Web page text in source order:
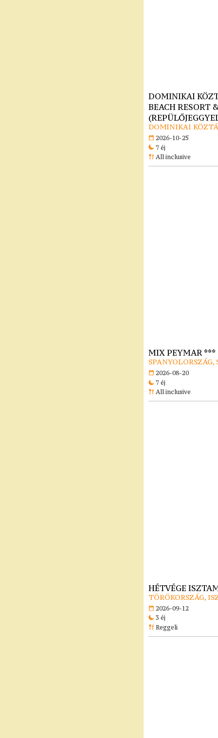
DOMINIKAI
BEACH RESORT
DOMINIKAI
2026-10-25
7 éj
All inclusive
MIX PEYMAR ***
2026-08-20
7 éj
All inclusive
HÉTVÉGE
TÖRÖKORSZÁG,
2026-09-12
3 éj
Reggeli